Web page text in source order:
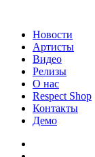
Новости
Артисты
Видео
Релизы
О нас
Respect Shop
Контакты
Демо